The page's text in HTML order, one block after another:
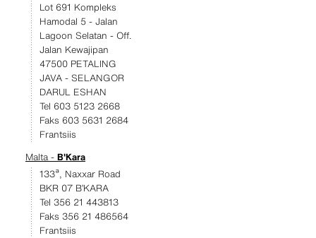
Lot 691 Kompleks
Hamodal 5 - Jalan
Lagoon Selatan - Off.
Jalan Kewajipan
47500 PETALING
JAVA - SELANGOR
DARUL ESHAN
Tel 603 5123 2668
Faks 603 5631 2684
Frantsiis
Malta - B'Kara
133ª, Naxxar Road
BKR 07 B’KARA
Tel 356 21 443813
Faks 356 21 486564
Frantsiis